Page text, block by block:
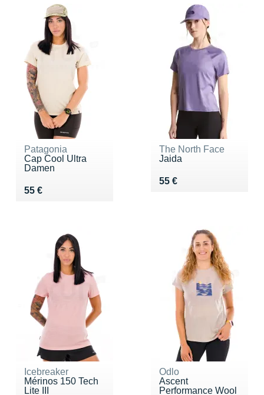
Patagonia
Cap Cool Ultra
Damen
55 €
Vendu 55 €
The North Face
Jaida
55 €
Vendu 55 €
Icebreaker
Mérinos 150 Tech
Lite III
Odlo
Ascent
Performance Wool